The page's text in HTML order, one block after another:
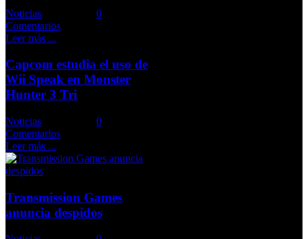
Noticias
0
Comentarios
Leer más ...
Capcom estudia el uso de
Wii Speak en Monster
Hunter 3 Tri
Noticias
0
Comentarios
Leer más ...
Transmission Games
anuncia despidos